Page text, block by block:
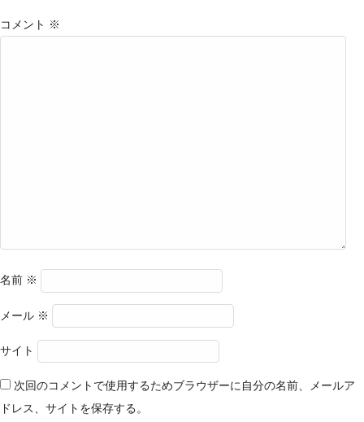
コメント ※
名前 ※
メール ※
サイト
次回のコメントで使用するためブラウザーに自分の名前、メールア
ドレス、サイトを保存する。